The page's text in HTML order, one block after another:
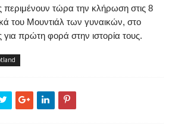
περιμένουν τώρα την κλήρωση στις 8
του Μουντιάλ των γυναικών, στο
πρώτη φορά στην ιστορία τους.